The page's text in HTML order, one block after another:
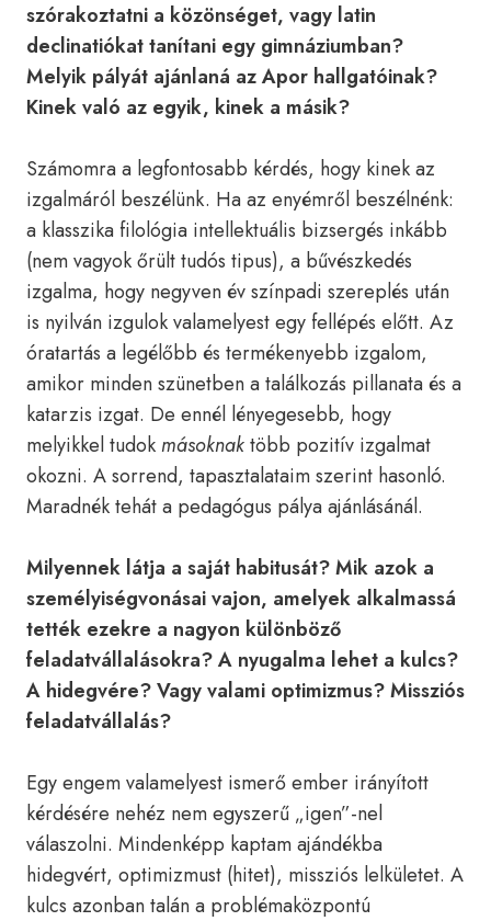
szórakoztatni a közönséget, vagy latin
declinatiókat tanítani egy gimnáziumban?
Melyik pályát ajánlaná az Apor hallgatóinak?
Kinek való az egyik, kinek a másik?
Számomra a legfontosabb kérdés, hogy kinek az
izgalmáról beszélünk. Ha az enyémről beszélnénk:
a klasszika filológia intellektuális bizsergés inkább
(nem vagyok őrült tudós tipus), a bűvészkedés
izgalma, hogy negyven év színpadi szereplés után
is nyilván izgulok valamelyest egy fellépés előtt. Az
óratartás a legélőbb és termékenyebb izgalom,
amikor minden szünetben a találkozás pillanata és a
katarzis izgat. De ennél lényegesebb, hogy
melyikkel tudokmásoknaktöbb pozitív izgalmat
okozni. A sorrend, tapasztalataim szerint hasonló.
Maradnék tehát a pedagógus pálya ajánlásánál.
Milyennek látja a saját habitusát? Mik azok a
személyiségvonásai vajon, amelyek alkalmassá
tették ezekre a nagyon különböző
feladatvállalásokra? A nyugalma lehet a kulcs?
A hidegvére? Vagy valami optimizmus? Missziós
feladatvállalás?
Egy engem valamelyest ismerő ember irányított
kérdésére nehéz nem egyszerű „igen”-nel
válaszolni. Mindenképp kaptam ajándékba
hidegvért, optimizmust (hitet), missziós lelkületet. A
kulcs azonban talán a problémaközpontú